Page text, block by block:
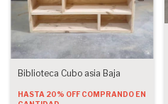
Biblioteca Cubo asia Baja
HASTA 20% OFF COMPRANDO EN